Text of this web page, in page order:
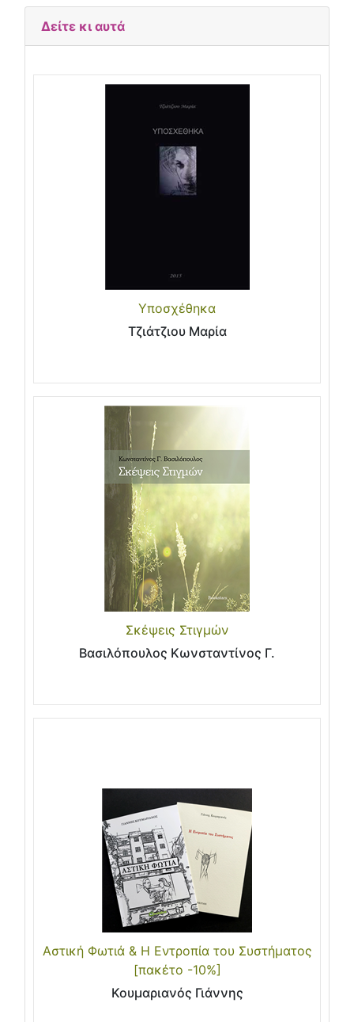
Δείτε κι αυτά
Υποσχέθηκα
Τζιάτζιου Μαρία
Σκέψεις Στιγμών
Βασιλόπουλος Κωνσταντίνος Γ.
Αστική Φωτιά & Η Εντροπία του Συστήματος
[πακέτο -10%]
Κουμαριανός Γιάννης